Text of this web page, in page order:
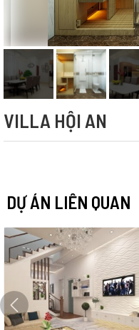
VILLA HỘI AN
DỰ ÁN LIÊN QUAN